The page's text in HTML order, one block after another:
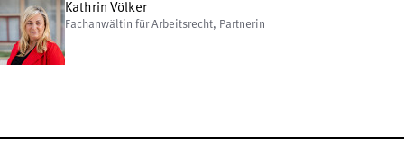
Kathrin Völker
Fachanwältin für Arbeitsrecht, Partnerin